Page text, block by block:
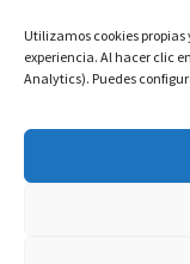
Utilizamos cookies
experiencia. Al hacer clic
Analytics). Puedes